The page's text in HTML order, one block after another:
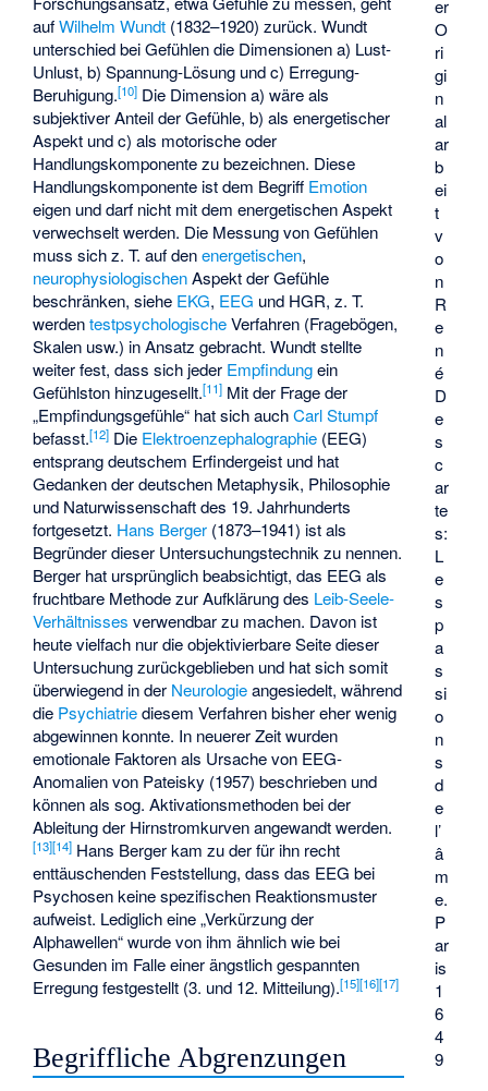
er
O
ri
gi
n
al
ar
b
ei
t
v
o
n
R
e
n
é
D
e
s
c
ar
te
s:
L
e
s
p
a
s
si
o
n
s
d
e
l’
â
m
e.
P
ar
is
1
6
4
9
aufWilhelm Wundt (1832–1920) zurück. Wundt
unterschied bei Gefühlen die Dimensionen a) Lust-
Unlust, b) Spannung-Lösung und c) Erregung-
Beruhigung.[10] Die Dimension a) wäre als
subjektiver Anteil der Gefühle, b) als energetischer
Aspekt und c) als motorische oder
Handlungskomponente zu bezeichnen. Diese
Handlungskomponente ist dem Begriff Emotion
eigen und darf nicht mit dem energetischen Aspekt
verwechselt werden. Die Messung von Gefühlen
muss sich z. T. auf denenergetischen,
neurophysiologischenAspekt der Gefühle
beschränken, siehe EKG, EEG und HGR, z. T.
werdentestpsychologischeVerfahren (Fragebögen,
Skalen usw.) in Ansatz gebracht. Wundt stellte
weiter fest, dass sich jeder Empfindungein
Gefühlston hinzugesellt.[11] Mit der Frage der
„Empfindungsgefühle“ hat sich auchCarl Stumpf
befasst.[12] Die Elektroenzephalographie (EEG)
entsprang deutschem Erfindergeist und hat
Gedanken der deutschen Metaphysik, Philosophie
und Naturwissenschaft des 19. Jahrhunderts
fortgesetzt. Hans Berger (1873–1941) ist als
Begründer dieser Untersuchungstechnik zu nennen.
Berger hat ursprünglich beabsichtigt, das EEG als
fruchtbare Methode zur Aufklärung des Leib-Seele-
Verhältnisses verwendbar zu machen. Davon ist
heute vielfach nur die objektivierbare Seite dieser
Untersuchung zurückgeblieben und hat sich somit
überwiegend in der Neurologieangesiedelt, während
die Psychiatriediesem Verfahren bisher eher wenig
abgewinnen konnte. In neuerer Zeit wurden
emotionale Faktoren als Ursache von EEG-
Anomalien von Pateisky (1957) beschrieben und
können als sog. Aktivationsmethoden bei der
Ableitung der Hirnstromkurven angewandt werden.
[13][14] Hans Berger kam zu der für ihn recht
enttäuschenden Feststellung, dass das EEG bei
Psychosen keine spezifischen Reaktionsmuster
aufweist. Lediglich eine „Verkürzung der
Alphawellen“ wurde von ihm ähnlich wie bei
Gesunden im Falle einer ängstlich gespannten
Erregung festgestellt (3. und 12. Mitteilung).[15][16][17]
Begriffliche Abgrenzungen